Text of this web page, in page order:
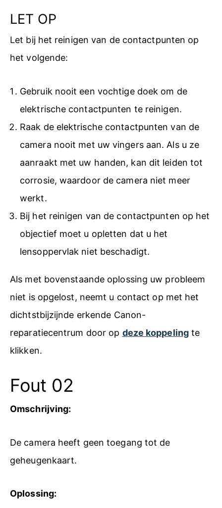
LET OP
Let bij het reinigen van de contactpunten op
het volgende:
Gebruik nooit een vochtige doek om de
elektrische contactpunten te reinigen.
Raak de elektrische contactpunten van de
camera nooit met uw vingers aan. Als u ze
aanraakt met uw handen, kan dit leiden tot
corrosie, waardoor de camera niet meer
werkt.
Bij het reinigen van de contactpunten op het
objectief moet u opletten dat u het
lensoppervlak niet beschadigt.
Als met bovenstaande oplossing uw probleem
niet is opgelost, neemt u contact op met het
dichtstbijzijnde erkende Canon-
reparatiecentrum door op deze koppelingte
klikken.
Fout 02
Omschrijving:
De camera heeft geen toegang tot de
geheugenkaart.
Oplossing: